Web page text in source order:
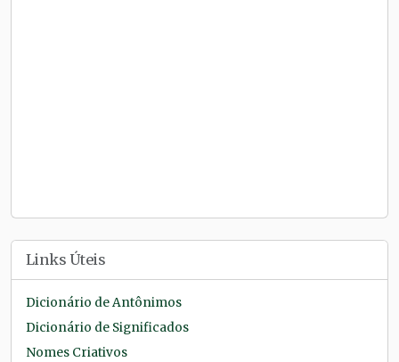
Links Úteis
Dicionário de Antônimos
Dicionário de Significados
Nomes Criativos